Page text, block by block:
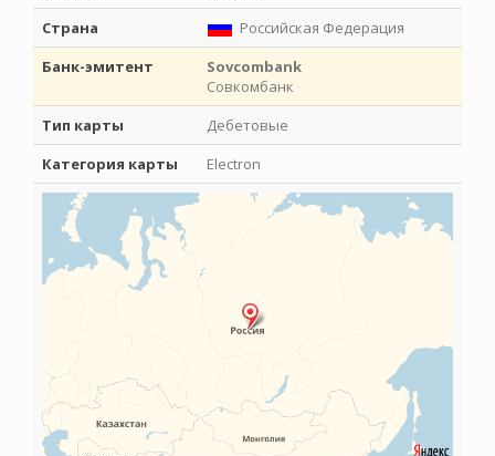
Страна
Российская Федерация
Банк-эмитент
Sovcombank
Совкомбанк
Тип карты
Дебетовые
Категория карты
Electron